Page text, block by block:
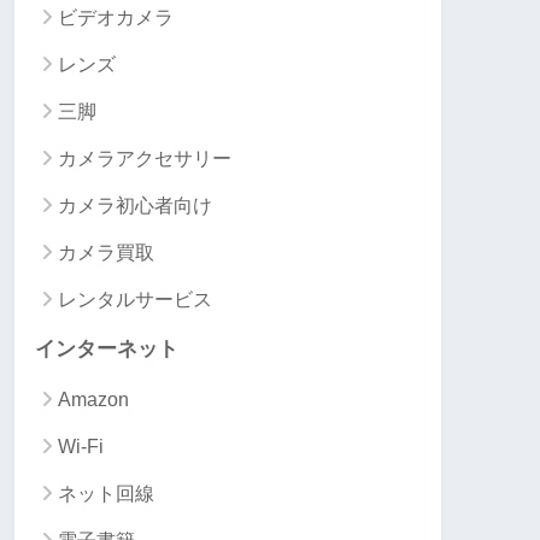
ビデオカメラ
レンズ
三脚
カメラアクセサリー
カメラ初心者向け
カメラ買取
レンタルサービス
インターネット
Amazon
Wi-Fi
ネット回線